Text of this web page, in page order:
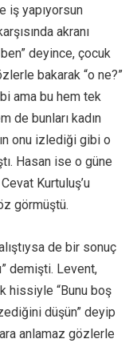
iş yapıyorsun
akranı
deyince, çocuk
bakarak “o ne?”
ama bu hem tek
de bunları kadın
onu izlediği gibi o
Hasan ise o güne
Kurtuluş’u
görmüştü.
de bir sonuç
demişti. Levent,
hissiyle “Bunu boş
düşün” deyip
anlamaz gözlerle